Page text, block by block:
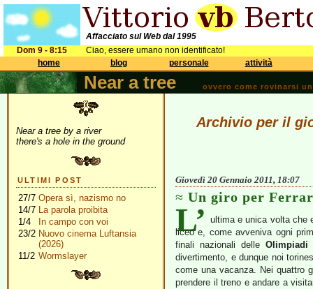
Affacciato sul Web dal 1995
Dom 9 - 8:15
Ciao, essere umano non identificato!
home
blog personale attività
Near a tree ovvero come rovinarsi
Near a tree by a river
there's a hole in the ground
ULTIMI POST
27/7 Opera sì, nazismo no
14/7 La parola proibita
1/4
In campo con voi
23/2 Nuovo cinema Luftansia
(2026)
11/2 Wormslayer
Archivio per il
Giovedì 20 Gennaio 2011, 18:07
Un giro per
L’ ultima e unica volta che
liceo e, come avveniva ogni
finali nazionali delle Olimpiadi
divertimento, e dunque noi
come una vacanza. Nei quattro
prendere il treno e andare a